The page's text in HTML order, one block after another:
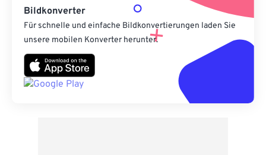
Bildkonverter
Für schnelle und einfache Bildkonvertierungen laden Sie
unsere mobilen Konverter herunter.